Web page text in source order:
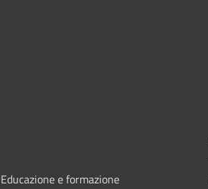
Educazione e formazione